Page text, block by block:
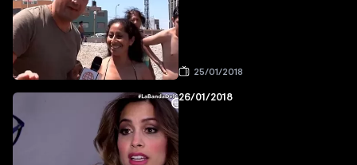
25/01/2018
26/01/2018